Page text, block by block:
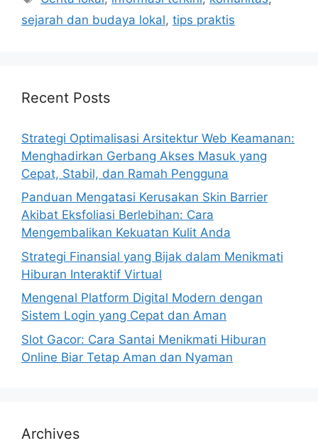
sejarah dan budaya lokal, tips praktis
Recent Posts
Strategi Optimalisasi Arsitektur Web Keamanan:
Menghadirkan Gerbang Akses Masuk yang
Cepat, Stabil, dan Ramah Pengguna
Panduan Mengatasi Kerusakan Skin Barrier
Akibat Eksfoliasi Berlebihan: Cara
Mengembalikan Kekuatan Kulit Anda
Strategi Finansial yang Bijak dalam Menikmati
Hiburan Interaktif Virtual
Mengenal Platform Digital Modern dengan
Sistem Login yang Cepat dan Aman
Slot Gacor: Cara Santai Menikmati Hiburan
Online Biar Tetap Aman dan Nyaman
Archives